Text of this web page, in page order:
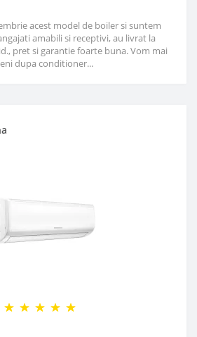
acest model de boiler si suntem
amabili si receptivi, au livrat la
pret si garantie foarte buna. Vom mai
dupa conditioner...